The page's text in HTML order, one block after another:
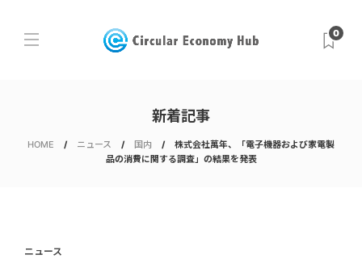
0
新着記事
HOME ニュース 国内
株式会社萬年、「電子機器および家電製
品の消費に関する調査」の結果を発表
ニュース